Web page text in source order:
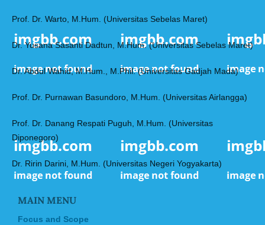
Prof. Dr. Warto, M.Hum. (Universitas Sebelas Maret)
Dr. Yusana Sasanti Dadtun, M.Hum. (Universitas Sebelas Maret)
Dr. Abdul Wahid, M.Hum., M.Phil. (Universitas Gadjah Mada)
Prof. Dr. Purnawan Basundoro, M.Hum. (Universitas Airlangga)
Prof. Dr. Danang Respati Puguh, M.Hum. (Universitas
Diponegoro)
Dr. Ririn Darini, M.Hum. (Universitas Negeri Yogyakarta)
MAIN MENU
Focus and Scope